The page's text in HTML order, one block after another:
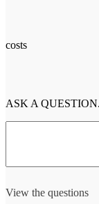
costs
ASK A
View the questions